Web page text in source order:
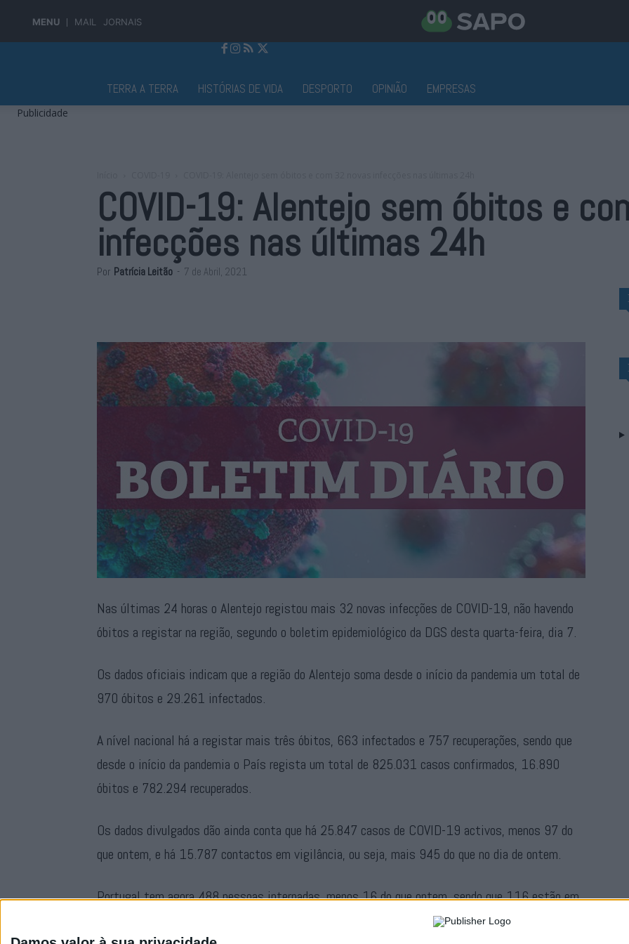
MENU MAIL JORNAIS
TERRA A TERRA HISTÓRIAS DE VIDA DESPORTO OPINIÃO EMPRESAS
Publicidade
COVID-19: Alentejo sem óbitos e
infecções nas últimas 24h
Por Patrícia Leitão - 7 de Abril, 2021
Nas últimas 24 horas o Alentejo registou mais 32 novas infecções de COVID-19, não havendo
óbitos a registar na região, segundo o boletim epidemiológico da DGS desta quarta-feira, dia 7.
Os dados oficiais indicam que a região do Alentejo soma desde o início da pandemia um total de
970 óbitos e 29.261 infectados.
A nível nacional há a registar mais três óbitos, 663 infectados e 757 recuperações, sendo que
desde o início da pandemia o País regista um total de 825.031 casos confirmados, 16.890
óbitos e 782.294 recuperados.
Os dados divulgados dão ainda conta que há 25.847 casos de COVID-19 activos, menos 97 do
que ontem, e há 15.787 contactos em vigilância, ou seja, mais 945 do que no dia de ontem.
Portugal tem agora 488 pessoas internadas, menos 16 do que ontem, sendo que 116 estão em